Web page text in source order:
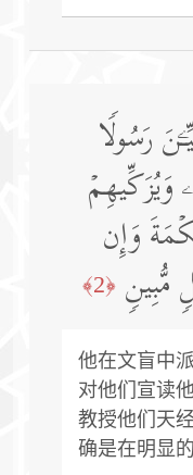
رَسُولࣰا
وَیُزَكِّیهِمۡ
وَإِن
مُّبِینࣲ ﴿2﴾
他在文盲中
对他们宣读
教授他们天
确是在明显